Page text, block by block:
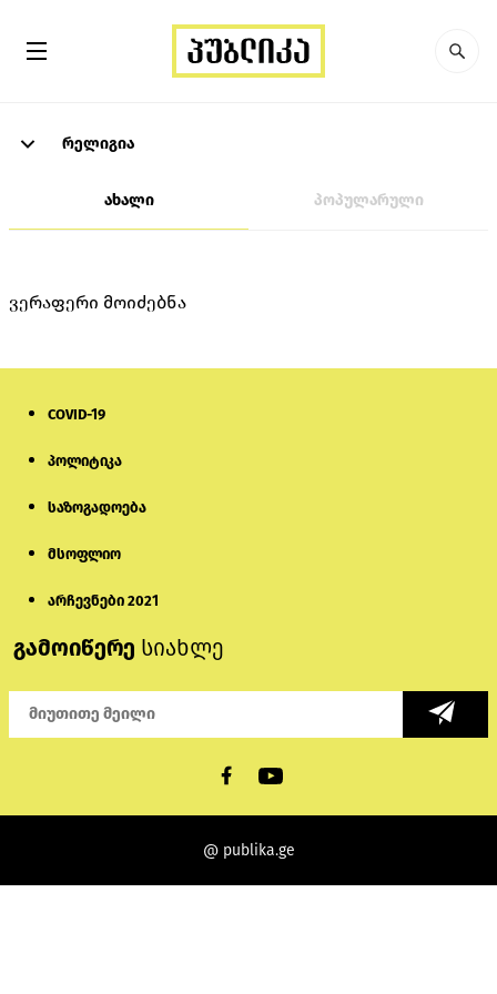
რელიგია
ახალი პოპულარული
ვერაფერი მოიძებნა
COVID-19
პოლიტიკა
საზოგადოება
მსოფლიო
არჩევნები 2021
გამოიწერე სიახლე
@ publika.ge